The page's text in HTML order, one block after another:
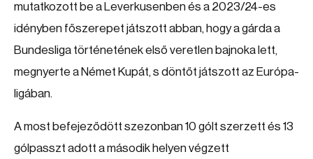
mutatkozott be a Leverkusenben és a 2023/24-es
idényben főszerepet játszott abban, hogy a gárda a
Bundesliga történetének első veretlen bajnoka lett,
megnyerte a Német Kupát, s döntőt játszott az Európa-
ligában.
A most befejeződött szezonban 10 gólt szerzett és 13
gólpasszt adott a második helyen végzett